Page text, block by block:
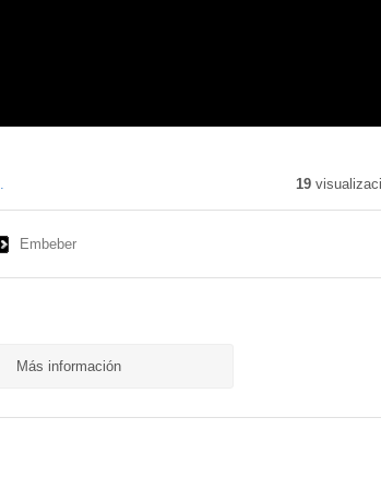
19
Embeber
Más información